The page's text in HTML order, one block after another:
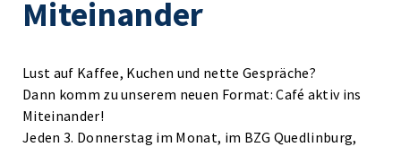
Miteinander
Lust auf Kaffee, Kuchen und nette Gespräche?
Dann komm zu unserem neuen Format: Café aktiv ins
Miteinander!
Jeden 3. Donnerstag im Monat, im BZG Quedlinburg,